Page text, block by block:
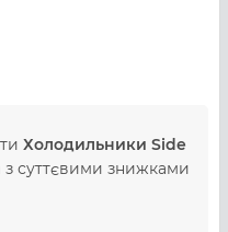
Холодильники Side
з суттєвими знижками